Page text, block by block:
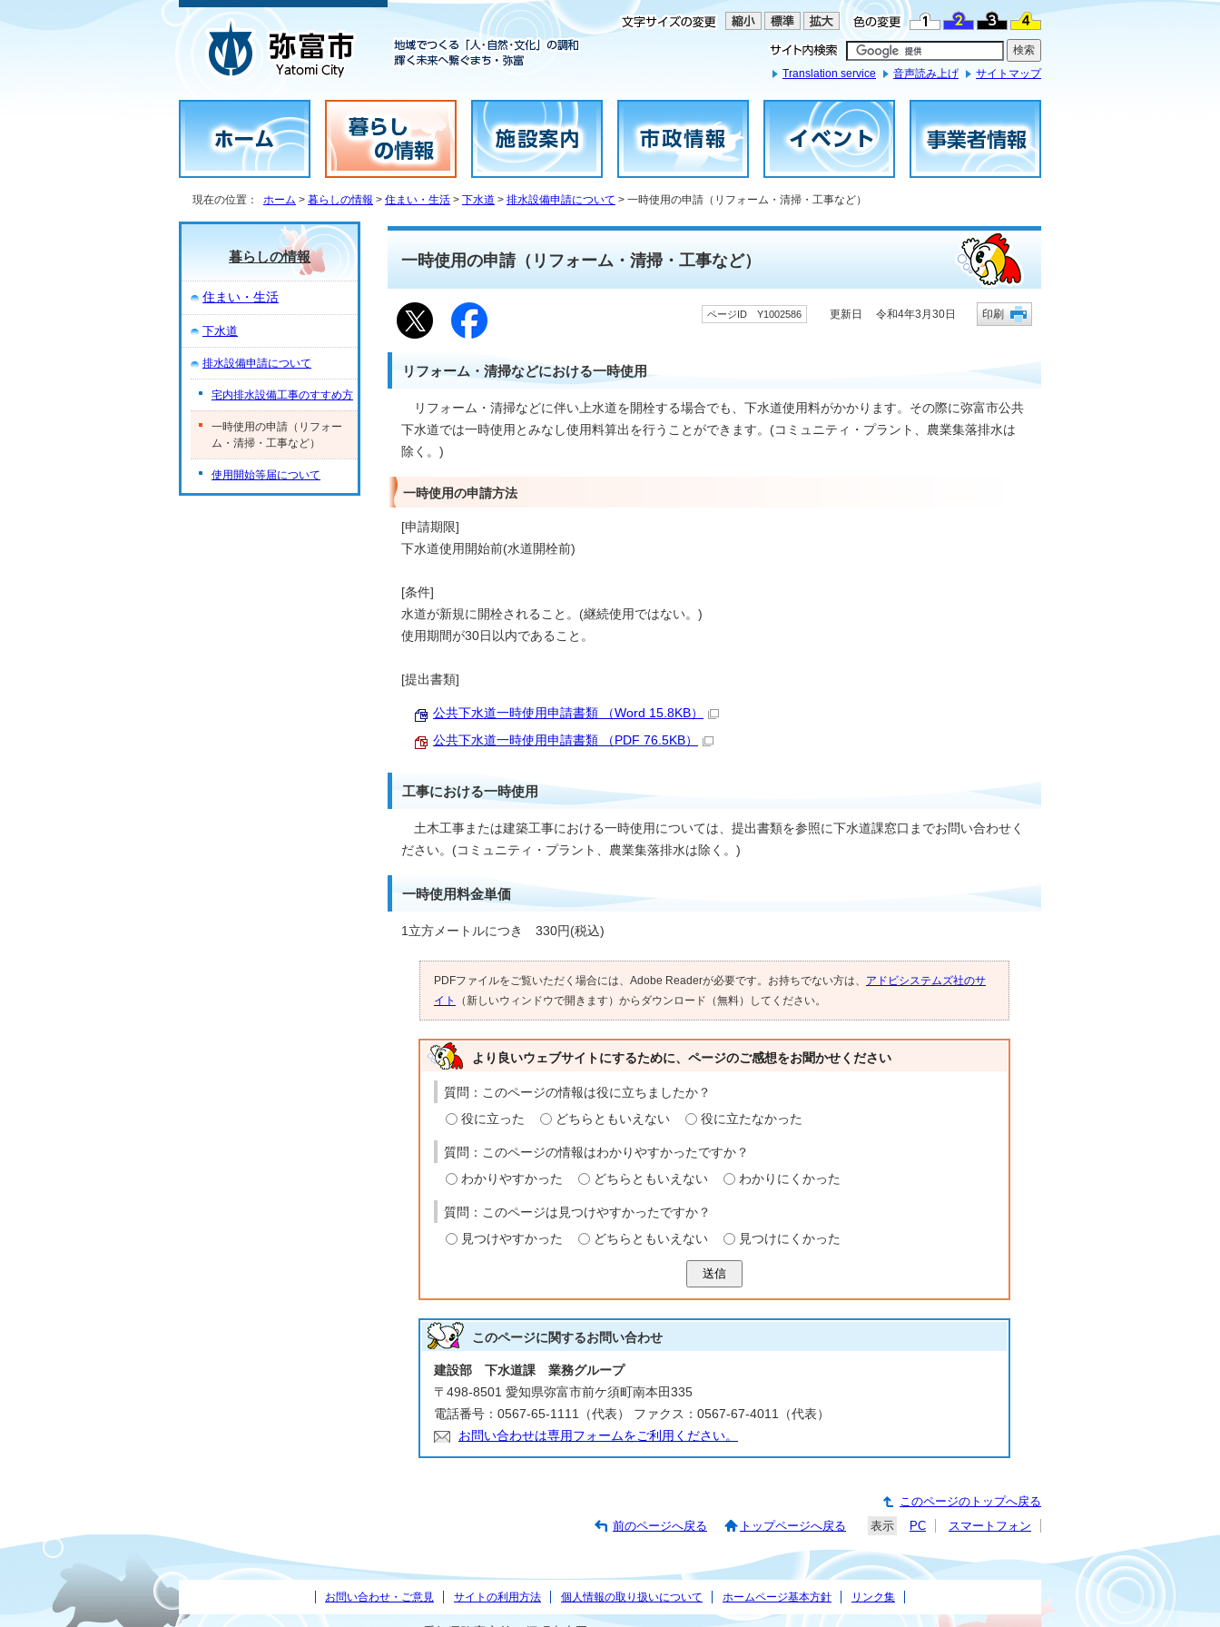
Translation service 音声読み上げ サイトマップ
現在の位置： ホーム > 暮らしの情報 > 住まい・生活 > 下水道 > 排水設備申請について > 一時使用の申請（リフォーム・清掃・工事など）
一時使用の申請（リフォーム・清掃・工事など）
ページID Y1002586 更新日 令和4年3月30日 印刷
リフォーム・清掃などにおける一時使用
リフォーム・清掃などに伴い上水道を開栓する場合でも、下水道使用料がかかります。その際に弥富市公共
下水道では一時使用とみなし使用料算出を行うことができます。(コミュニティ・プラント、農業集落排水は
除く。)
一時使用の申請方法
[申請期限]
下水道使用開始前(水道開栓前)
[条件]
水道が新規に開栓されること。(継続使用ではない。)
使用期間が30日以内であること。
[提出書類]
公共下水道一時使用申請書類 （Word 15.8KB）
公共下水道一時使用申請書類 （PDF 76.5KB）
工事における一時使用
土木工事または建築工事における一時使用については、提出書類を参照に下水道課窓口までお問い合わせく
ださい。(コミュニティ・プラント、農業集落排水は除く。)
一時使用料金単価
1立方メートルにつき 330円(税込)
PDFファイルをご覧いただく場合には、Adobe Readerが必要です。お持ちでない方は、 アドビシステムズ社のサ
イト
（新しいウィンドウで開きます）からダウンロード（無料）してください。
より良いウェブサイトにするために、ページのご感想をお聞かせください
質問：このページの情報は役に立ちましたか？
役に立った
どちらともいえない 役に立たなかった
質問：このページの情報はわかりやすかったですか？
わかりやすかった
どちらともいえない わかりにくかった
質問：このページは見つけやすかったですか？
見つけやすかった
どちらともいえない 見つけにくかった
送信
このページに関するお問い合わせ
建設部 下水道課 業務グループ
〒498-8501 愛知県弥富市前ケ須町南本田335
電話番号：0567-65-1111（代表） ファクス：0567-67-4011（代表）
お問い合わせは専用フォームをご利用ください。
暮らしの情報
住まい・生活
下水道
排水設備申請について
宅内排水設備工事のすすめ方
一時使用の申請（リフォー
ム・清掃・工事など）
使用開始等届について
このページのトップへ戻る
前のページへ戻る
トップページへ戻る 表示 PC スマートフォン
お問い合わせ・ご意見 サイトの利用方法 個人情報の取り扱いについて ホームページ基本方針 リンク集